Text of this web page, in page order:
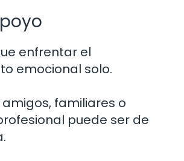
enfrentar el
emocional solo.
familiares o
puede ser de